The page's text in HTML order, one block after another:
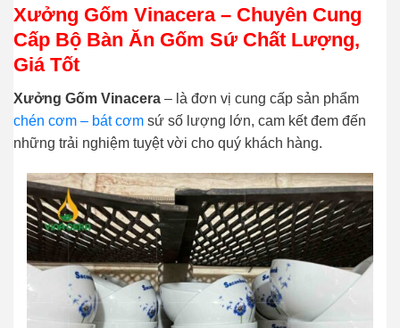
Xưởng Gốm Vinacera – Chuyên Cung
Cấp Bộ Bàn Ăn Gốm Sứ Chất Lượng,
Giá Tốt
Xưởng Gốm Vinacera – là đơn vị cung cấp sản phẩm
chén cơm – bát cơm sứ số lượng lớn, cam kết đem đến
những trải nghiệm tuyệt vời cho quý khách hàng.